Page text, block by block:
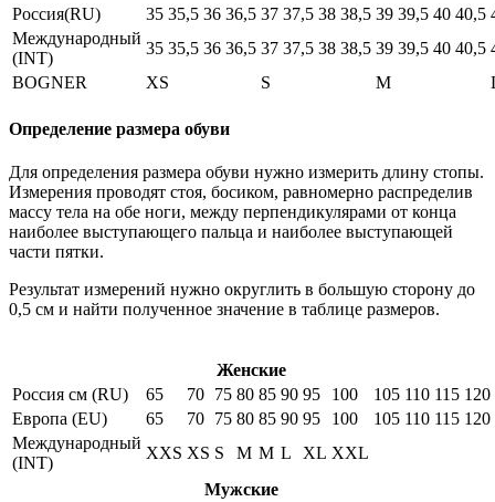
Россия(RU) 35 35,5 36 36,5 37 37,5 38 38,5 39 39,5 40 40,5
Международный
(INT)
35 35,5 36 36,5 37 37,5 38 38,5 39 39,5 40 40,5
BOGNER
XS S M
Определение размера обуви
Для определения размера обуви нужно измерить длину стопы.
Измерения проводят стоя, босиком, равномерно распределив
массу тела на обе ноги, между перпендикулярами от конца
наиболее выступающего пальца и наиболее выступающей
части пятки.
Результат измерений нужно округлить в большую сторону до
0,5 см и найти полученное значение в таблице размеров.
Женские
Россия см (RU)
65 70 75 80 85 90 95 100 105 110 115 120
Европа (EU)
65 70 75 80 85 90 95 100 105 110 115 120
Международный
(INT)
XXS XS S M M L XL XXL
Мужские